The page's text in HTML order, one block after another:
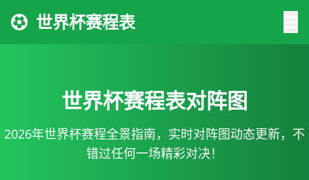
世界杯赛程表
世界杯赛程表对阵图
2026年世界杯赛程全景指南，实时对阵图动态更新，不
错过任何一场精彩对决！